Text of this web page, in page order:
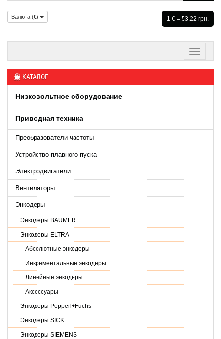
Валюта (€) 1 € = 53.22 грн.
КАТАЛОГ
Низковольтное оборудование
Приводная техника
Преобразователи частоты
Устройство плавного пуска
Электродвигатели
Вентиляторы
Энкодеры
Энкодеры BAUMER
Энкодеры ELTRA
Абсолютные энкодеры
Инкрементальные энкодеры
Линейные энкодеры
Аксессуары
Энкодеры Pepperl+Fuchs
Энкодеры SICK
Энкодеры SIEMENS